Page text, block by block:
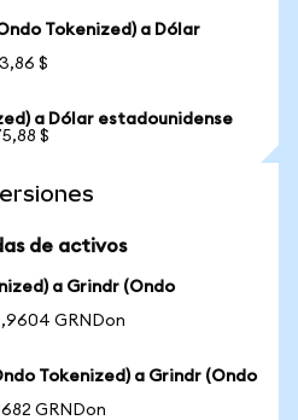
Tokenized) a Dólar
$
a Dólar estadounidense
$
de activos
a Grindr (Ondo
GRNDon
Tokenized) a Grindr (Ondo
GRNDon